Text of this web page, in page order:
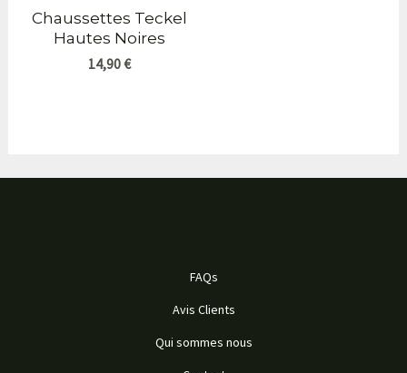
Chaussettes Teckel
Hautes Noires
14,90€
FAQs
Avis Clients
Qui sommes nous